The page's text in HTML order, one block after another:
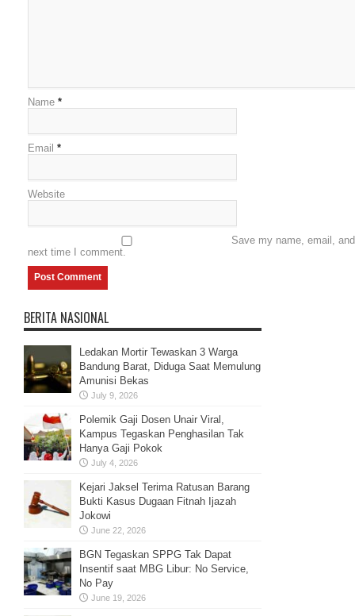
Name *
Email *
Website
Save my name, email,
next time I comment.
BERITA NASIONAL
Ledakan Mortir Tewaskan 3 Warga
Bandung Barat, Diduga Saat Memulung
Amunisi Bekas
July 9, 2026
Polemik Gaji Dosen Unair Viral,
Kampus Tegaskan Penghasilan Tak
Hanya Gaji Pokok
July 4, 2026
Kejari Jaksel Terima Ratusan Barang
Bukti Kasus Dugaan Fitnah Ijazah
Jokowi
June 22, 2026
BGN Tegaskan SPPG Tak Dapat
Insentif saat MBG Libur: No Service,
No Pay
June 19, 2026